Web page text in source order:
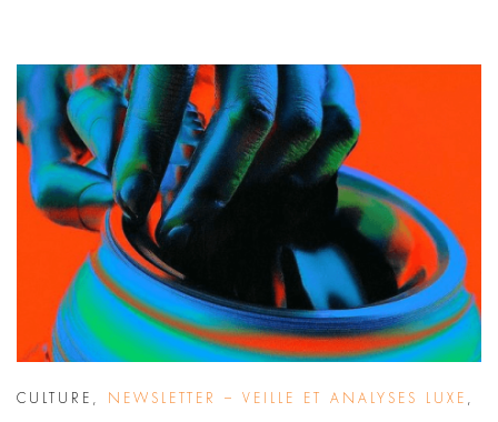
CULTURE NEWSLETTER – VEILLE ET ANALYSES LUXE